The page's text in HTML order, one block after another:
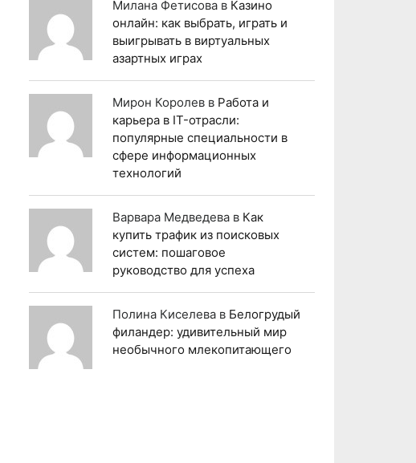
Милана Фетисова в Казино
онлайн: как выбрать, играть и
выигрывать в виртуальных
азартных играх
Мирон Королев в Работа и
карьера в IT-отрасли:
популярные специальности в
сфере информационных
технологий
Варвара Медведева в Как
купить трафик из поисковых
систем: пошаговое
руководство для успеха
Полина Киселева в Белогрудый
филандер: удивительный мир
необычного млекопитающего